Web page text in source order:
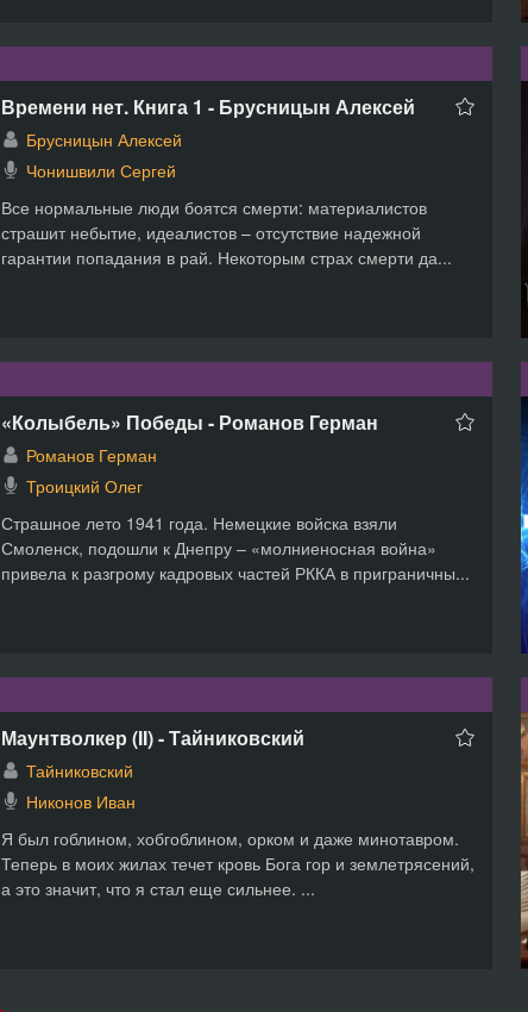
Времени нет. Книга 1 - Брусницын Алексей
Брусницын Алексей
Чонишвили Сергей
Все нормальные люди боятся смерти: материалистов
страшит небытие, идеалистов – отсутствие надежной
гарантии попадания в рай. Некоторым страх смерти да...
«Колыбель» Победы - Романов Герман
Романов Герман
Троицкий Олег
Страшное лето 1941 года. Немецкие войска взяли
Смоленск, подошли к Днепру – «молниеносная война»
привела к разгрому кадровых частей РККА в приграничны...
Маунтволкер (II) - Тайниковский
Тайниковский
Никонов Иван
Я был гоблином, хобгоблином, орком и даже минотавром.
Теперь в моих жилах течет кровь Бога гор и землетрясений,
а это значит, что я стал еще сильнее. ...